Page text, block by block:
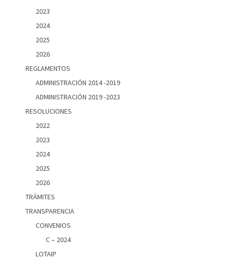
2023
2024
2025
2026
REGLAMENTOS
ADMINISTRACIÓN 2014 -2019
ADMINISTRACIÓN 2019 -2023
RESOLUCIONES
2022
2023
2024
2025
2026
TRÁMITES
TRANSPARENCIA
CONVENIOS
C – 2024
LOTAIP